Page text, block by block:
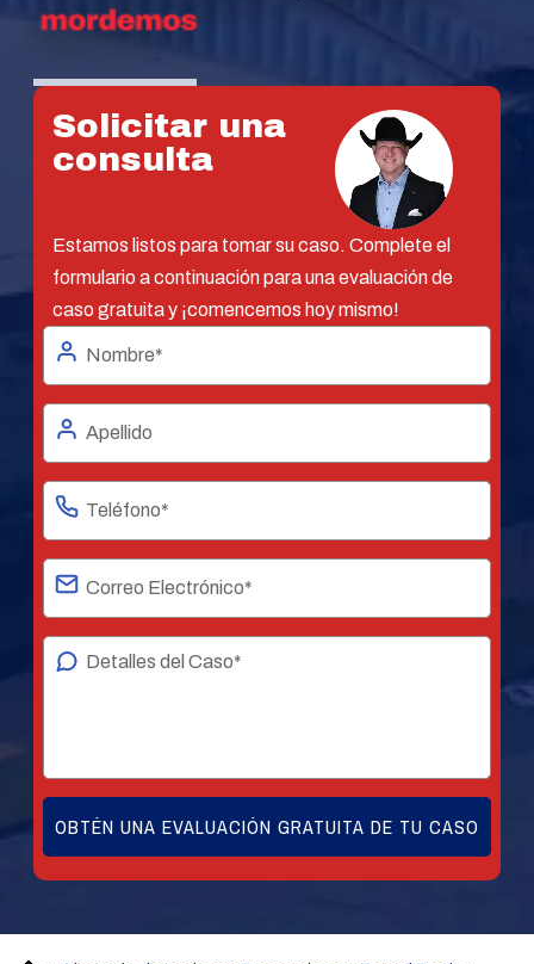
Solicitar una
consulta
Estamos listos para tomar su caso. Complete el
formulario a continuación para una evaluación de
caso gratuita y ¡comencemos hoy mismo!